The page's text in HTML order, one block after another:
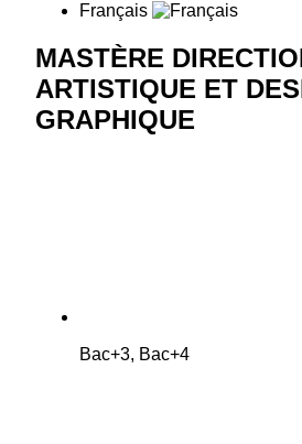
Français
MASTÈRE
ARTISTIQUE ET
GRAPHIQUE
Bac+3, Bac+4